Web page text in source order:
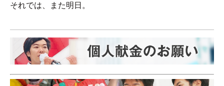
それでは、また明日。